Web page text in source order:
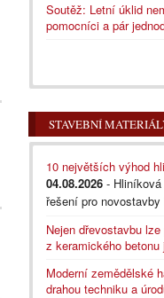
Soutěž: Letní úklid
pomocníci a pár
STAVEBNÍ
10 největších výhod
04.08.2026 -
řešení pro novostavby
Nejen dřevostavbu
z keramického
Moderní zemědělské
drahou techniku a